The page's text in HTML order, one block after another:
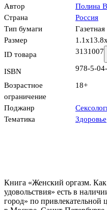
Автор
Полина
Страна
Россия
Тип бумаги
Газетная
Размер
ID товара
3131007
ISBN 978-5-
Возрастное
ограничение
18+
Поджанр
Тематика
Здоровье
Книга «Женский оргазм.
удовольствия» есть в
город» по привлекательной